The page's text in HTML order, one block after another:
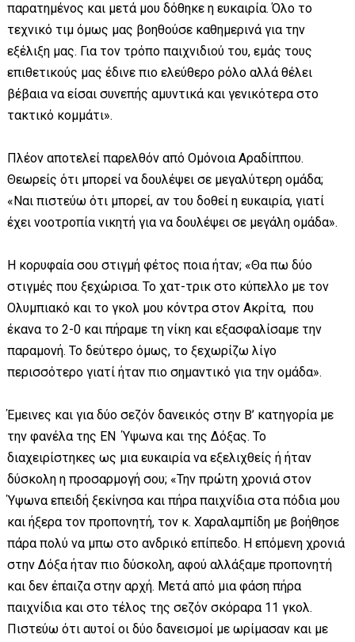
παρατημένος και μετά μου δόθηκε η ευκαιρία. Όλο το
τεχνικό τιμ όμως μας βοηθούσε καθημερινά για την
εξέλιξη μας. Για τον τρόπο παιχνιδιού του, εμάς τους
επιθετικούς μας έδινε πιο ελεύθερο ρόλο αλλά θέλει
βέβαια να είσαι συνεπής αμυντικά και γενικότερα στο
τακτικό κομμάτι».
Πλέον αποτελεί παρελθόν από Ομόνοια Αραδίππου.
Θεωρείς ότι μπορεί να δουλέψει σε μεγαλύτερη ομάδα;
«Ναι πιστεύω ότι μπορεί, αν του δοθεί η ευκαιρία, γιατί
έχει νοοτροπία νικητή για να δουλέψει σε μεγάλη ομάδα».
Η κορυφαία σου στιγμή φέτος ποια ήταν; «Θα πω δύο
στιγμές που ξεχώρισα. Το χατ-τρικ στο κύπελλο με τον
Ολυμπιακό και το γκολ μου κόντρα στον Ακρίτα, που
έκανα το 2-0 και πήραμε τη νίκη και εξασφαλίσαμε την
παραμονή. Το δεύτερο όμως, το ξεχωρίζω λίγο
περισσότερο γιατί ήταν πιο σημαντικό για την ομάδα».
Έμεινες και για δύο σεζόν δανεικός στην Β’ κατηγορία με
την φανέλα της ΕΝ Ύψωνα και της Δόξας. Το
διαχειρίστηκες ως μια ευκαιρία να εξελιχθείς ή ήταν
δύσκολη η προσαρμογή σου; «Την πρώτη χρονιά στον
Ύψωνα επειδή ξεκίνησα και πήρα παιχνίδια στα πόδια μου
και ήξερα τον προπονητή, τον κ. Χαραλαμπίδη με βοήθησε
πάρα πολύ να μπω στο ανδρικό επίπεδο. Η επόμενη χρονιά
στην Δόξα ήταν πιο δύσκολη, αφού αλλάξαμε προπονητή
και δεν έπαιζα στην αρχή. Μετά από μια φάση πήρα
παιχνίδια και στο τέλος της σεζόν σκόραρα 11 γκολ.
Πιστεύω ότι αυτοί οι δύο δανεισμοί με ωρίμασαν και με